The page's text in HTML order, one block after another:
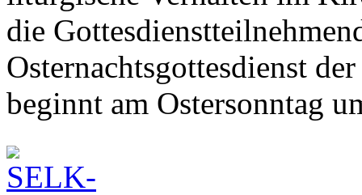
die
Osternachtsgottesdienst
beginnt am Ostersonntag